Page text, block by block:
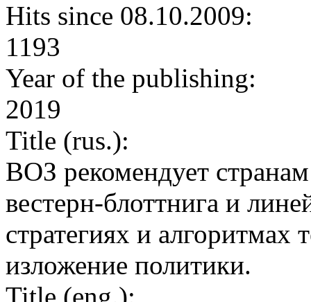
Hits since 08.10.2009:
1193
Year of the publishing:
2019
Title (rus.):
ВОЗ рекомендует странам
вестерн-блоттнига и
стратегиях и
изложение политики.